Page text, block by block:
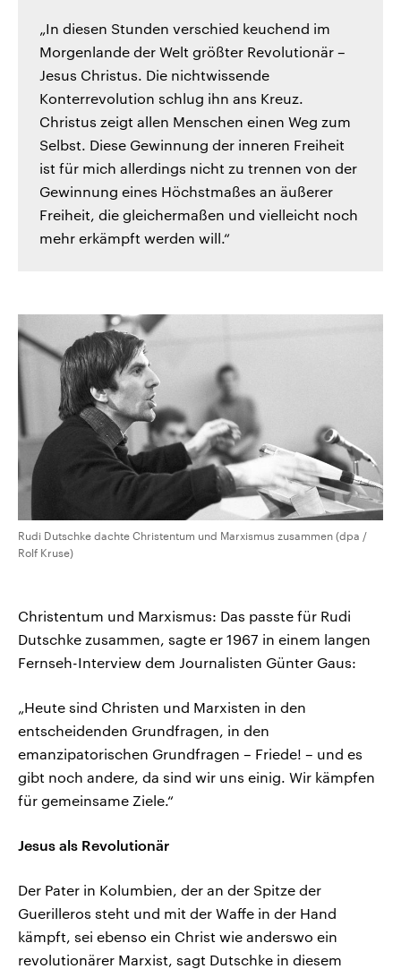
„In diesen Stunden verschied keuchend im
Morgenlande der Welt größter Revolutionär –
Jesus Christus. Die nichtwissende
Konterrevolution schlug ihn ans Kreuz.
Christus zeigt allen Menschen einen Weg zum
Selbst. Diese Gewinnung der inneren Freiheit
ist für mich allerdings nicht zu trennen von der
Gewinnung eines Höchstmaßes an äußerer
Freiheit, die gleichermaßen und vielleicht noch
mehr erkämpft werden will.“
Rudi Dutschke dachte Christentum und Marxismus zusammen (dpa /
Rolf Kruse)
Christentum und Marxismus: Das passte für Rudi
Dutschke zusammen, sagte er 1967 in einem langen
Fernseh-Interview dem Journalisten Günter Gaus:
„Heute sind Christen und Marxisten in den
entscheidenden Grundfragen, in den
emanzipatorischen Grundfragen – Friede! – und es
gibt noch andere, da sind wir uns einig. Wir kämpfen
für gemeinsame Ziele.“
Jesus als Revolutionär
Der Pater in Kolumbien, der an der Spitze der
Guerilleros steht und mit der Waffe in der Hand
kämpft, sei ebenso ein Christ wie anderswo ein
revolutionärer Marxist, sagt Dutschke in diesem